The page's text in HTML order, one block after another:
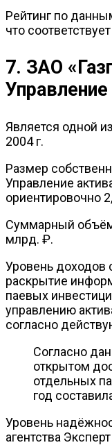
Рейтинг по
что
7. ЗАО
Является одной
2004 г.
Размер
Управление
ориентировочно
Суммарный
млрд. ₽.
Уровень доходов
раскрытие
паевых
управлению
согласно
Согласно
открытом
отдельных
год
Уровень
агентства